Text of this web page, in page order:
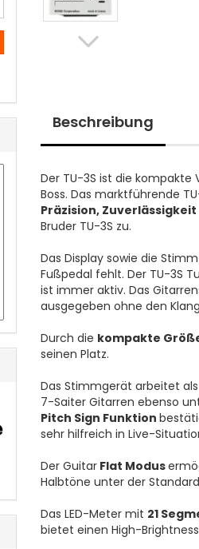
Beschreibung
Der TU-3S ist die kompakte
Boss. Das marktführende
Präzision,
Bruder TU-3S zu.
Das Display sowie die
Fußpedal fehlt. Der TU-3S
ist immer aktiv. Das
ausgegeben ohne den
Durch die kompakte
seinen Platz.
Das Stimmgerät arbeitet
7-Saiter Gitarren ebenso
Pitch Sign Funktion
sehr hilfreich in Live-
Der GuitarFlat Modus
Halbtöne unter der
Das LED-Meter mit 21
bietet einen High-